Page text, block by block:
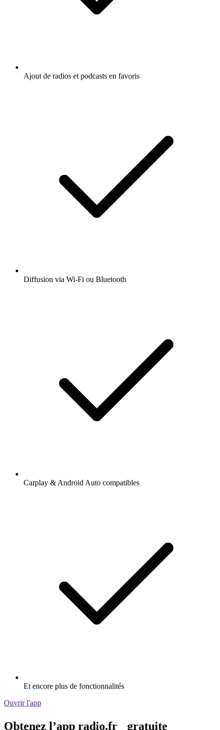
Ajout de radios et podcasts en favoris
Diffusion via Wi-Fi ou Bluetooth
Carplay & Android Auto compatibles
Et encore plus de fonctionnalités
Ouvrir l'app
Obtenez l’app radio.fr gratuite